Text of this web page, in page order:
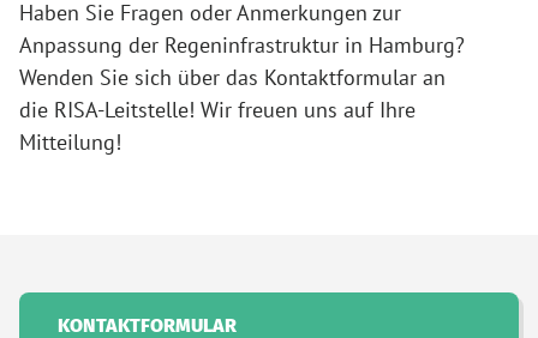
Haben Sie Fragen oder Anmerkungen zur
Anpassung der Regeninfrastruktur in Hamburg?
Wenden Sie sich über das Kontaktformular an
die RISA-Leitstelle! Wir freuen uns auf Ihre
Mitteilung!
KONTAKTFORMULAR